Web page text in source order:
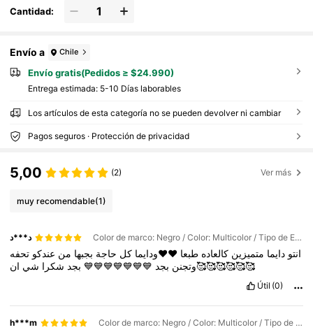
Cantidad:
Envío a Chile
Envío gratis(Pedidos ≥ $24.990)
Entrega estimada: 5-10 Días laborables
Los artículos de esta categoría no se pueden devolver ni cambiar
Pagos seguros · Protección de privacidad
5,00 (2) Ver más
muy recomendable(1)
د***د Color de marco: Negro / Color: Multicolor / Tipo de Estilo: Negro[1 pieza]
انتو دايما متميزين كالعاده طبعا ♥️♥️ودايما كل حاجة بجبها من عندكو تحفه
وتجنن بجد 💙💙💙💙💙💙💙 بجد شكرا شي ان🥰🥰🥰🥰🥰🥰
Útil (0)
h***m Color de marco: Negro / Color: Multicolor / Tipo de Estilo: Negro[1 pieza]